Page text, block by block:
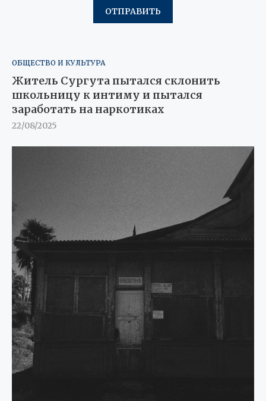
ОБЩЕСТВО И КУЛЬТУРА
Житель Сургута пытался склонить
школьницу к интиму и пытался
заработать на наркотиках
22/08/2025